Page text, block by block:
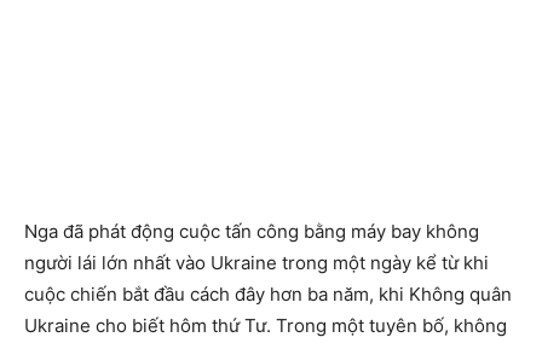
Nga đã phát động cuộc tấn công bằng máy bay không
người lái lớn nhất vào Ukraine trong một ngày kể từ khi
cuộc chiến bắt đầu cách đây hơn ba năm, khi Không quân
Ukraine cho biết hôm thứ Tư. Trong một tuyên bố, không